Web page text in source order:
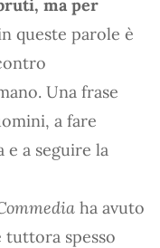
ma per
queste parole è
Una frase
a fare
a seguire la
ha avuto
tuttora spesso